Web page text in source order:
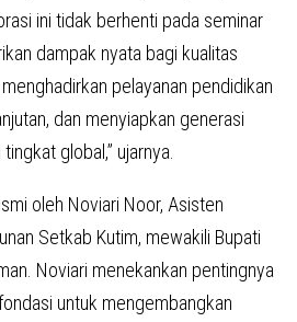
ini tidak berhenti pada seminar
dampak nyata bagi kualitas
pelayanan pendidikan
dan menyiapkan generasi
global,” ujarnya.
oleh Noviari Noor, Asisten
Setkab Kutim, mewakili Bupati
Noviari menekankan pentingnya
untuk mengembangkan